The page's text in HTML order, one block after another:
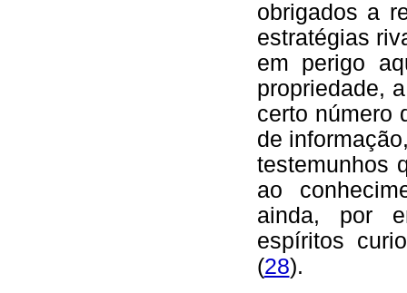
obrigados a
estratégias
em perigo
propriedade,
certo número
de
testemunhos
ao
ainda, por
espíritos
(28).